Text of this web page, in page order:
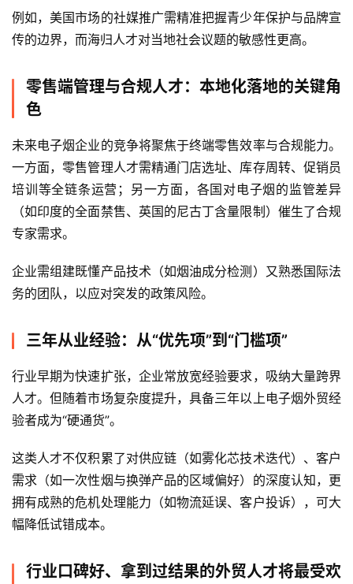
电
子
讯
子
烟
百
科
次
性
烟
电
烟
测
通
配
弹
例如，美国市场的社媒推广需精准把握青少年保护与品牌宣
传的边界，而海归人才对当地社会议题的敏感性更高。
零售端管理与合规人才：本地化落地的关键角
色
未来电子烟企业的竞争将聚焦于终端零售效率与合规能力。
一方面，零售管理人才需精通门店选址、库存周转、促销员
培训等全链条运营；另一方面，各国对电子烟的监管差异
（如印度的全面禁售、英国的尼古丁含量限制）催生了合规
专家需求。
企业需组建既懂产品技术（如烟油成分检测）又熟悉国际法
务的团队，以应对突发的政策风险。
三年从业经验：从“优先项”到“门槛项”
行业早期为快速扩张，企业常放宽经验要求，吸纳大量跨界
人才。但随着市场复杂度提升，具备三年以上电子烟外贸经
验者成为“硬通货”。
这类人才不仅积累了对供应链（如雾化芯技术迭代）、客户
需求（如一次性烟与换弹产品的区域偏好）的深度认知，更
拥有成熟的危机处理能力（如物流延误、客户投诉），可大
幅降低试错成本。
行业口碑好、拿到过结果的外贸人才将最受欢